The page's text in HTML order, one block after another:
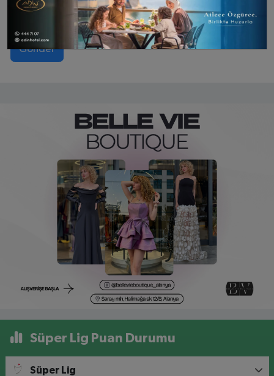
Gönder
Süper Lig Puan Durumu
Süper Lig